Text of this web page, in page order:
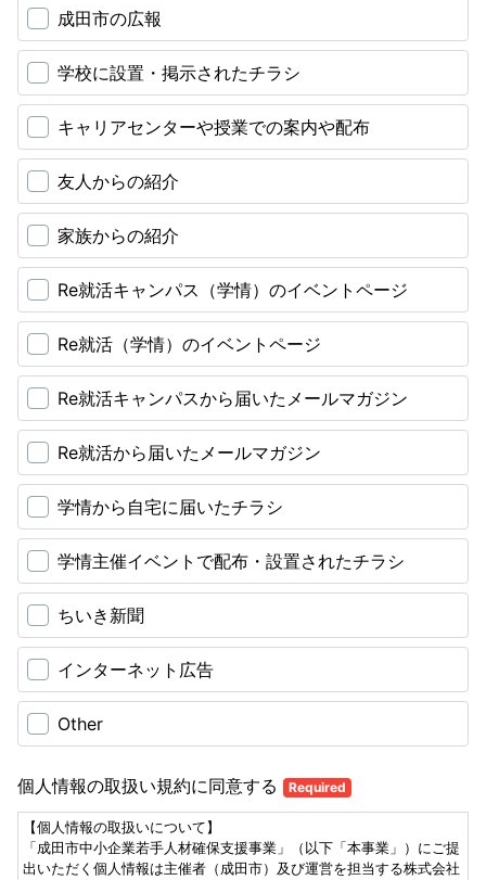
成田市の広報
学校に設置・掲示されたチラシ
キャリアセンターや授業での案内や配布
友人からの紹介
家族からの紹介
Re就活キャンパス（学情）のイベントページ
Re就活（学情）のイベントページ
Re就活キャンパスから届いたメールマガジン
Re就活から届いたメールマガジン
学情から自宅に届いたチラシ
学情主催イベントで配布・設置されたチラシ
ちいき新聞
インターネット広告
Other
個人情報の取扱い規約に同意する Required
【個人情報の取扱いについて】
「成田市中小企業若手人材確保支援事業」（以下「本事業」）にご提
出いただく個人情報は主催者（成田市）及び運営を担当する株式会社